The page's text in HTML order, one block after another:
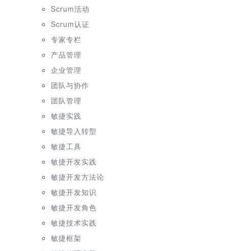
Scrum活动
Scrum认证
专家专栏
产品管理
企业管理
团队与协作
团队管理
敏捷实践
敏捷导入转型
敏捷工具
敏捷开发实践
敏捷开发方法论
敏捷开发知识
敏捷开发角色
敏捷技术实践
敏捷框架